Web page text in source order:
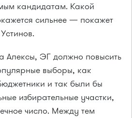
кандидатам. Какой
сильнее — покажет
Алексы, ЭГ должно повысить
выборы, как
и так были бы
избирательные участки,
число. Между тем